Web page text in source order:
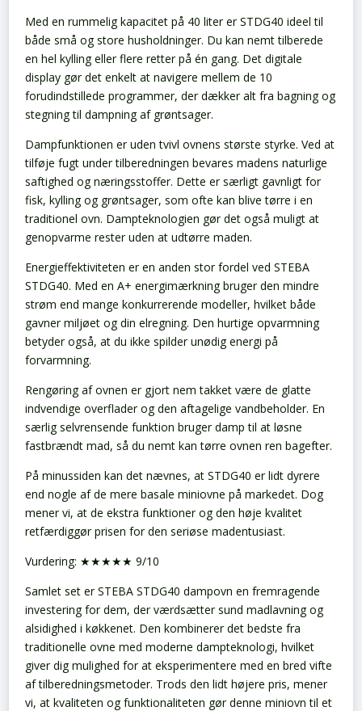
Med en rummelig kapacitet på 40 liter er STDG40 ideel til
både små og store husholdninger. Du kan nemt tilberede
en hel kylling eller flere retter på én gang. Det digitale
display gør det enkelt at navigere mellem de 10
forudindstillede programmer, der dækker alt fra bagning og
stegning til dampning af grøntsager.
Dampfunktionen er uden tvivl ovnens største styrke. Ved at
tilføje fugt under tilberedningen bevares madens naturlige
saftighed og næringsstoffer. Dette er særligt gavnligt for
fisk, kylling og grøntsager, som ofte kan blive tørre i en
traditionel ovn. Dampteknologien gør det også muligt at
genopvarme rester uden at udtørre maden.
Energieffektiviteten er en anden stor fordel ved STEBA
STDG40. Med en A+ energimærkning bruger den mindre
strøm end mange konkurrerende modeller, hvilket både
gavner miljøet og din elregning. Den hurtige opvarmning
betyder også, at du ikke spilder unødig energi på
forvarmning.
Rengøring af ovnen er gjort nem takket være de glatte
indvendige overflader og den aftagelige vandbeholder. En
særlig selvrensende funktion bruger damp til at løsne
fastbrændt mad, så du nemt kan tørre ovnen ren bagefter.
På minussiden kan det nævnes, at STDG40 er lidt dyrere
end nogle af de mere basale miniovne på markedet. Dog
mener vi, at de ekstra funktioner og den høje kvalitet
retfærdiggør prisen for den seriøse madentusiast.
Vurdering: ★★★★★ 9/10
Samlet set er STEBA STDG40 dampovn en fremragende
investering for dem, der værdsætter sund madlavning og
alsidighed i køkkenet. Den kombinerer det bedste fra
traditionelle ovne med moderne dampteknologi, hvilket
giver dig mulighed for at eksperimentere med en bred vifte
af tilberedningsmetoder. Trods den lidt højere pris, mener
vi, at kvaliteten og funktionaliteten gør denne miniovn til et